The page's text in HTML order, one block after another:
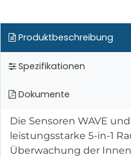
Produktbeschreibung
Spezifikationen
Dokumente
Die Sensoren WAVE
leistungsstarke 5-in-1
Überwachung der